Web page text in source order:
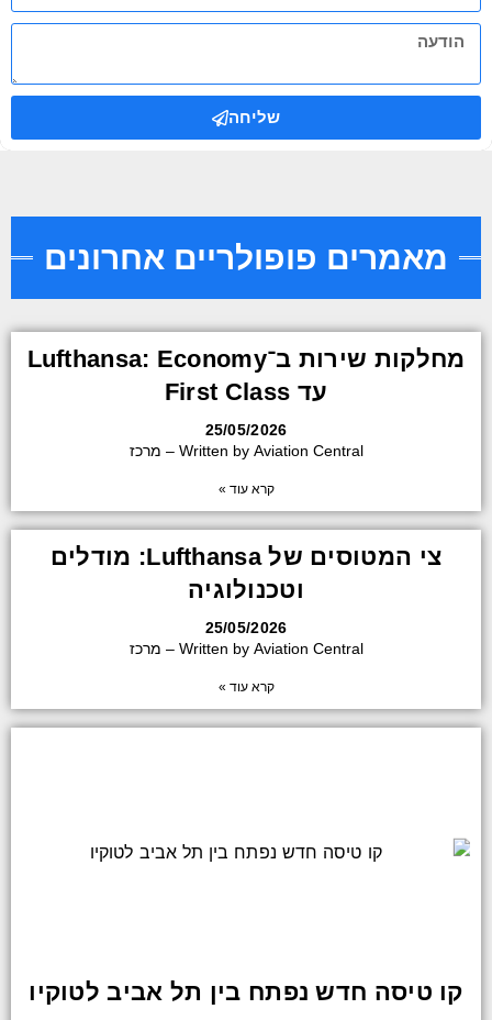
שליחה
מאמרים פופולריים אחרונים
מחלקות שירות ב־Lufthansa: Economy
עד First Class
25/05/2026
Written by Aviation Central – מרכז
קרא עוד »
צי המטוסים של Lufthansa: מודלים
וטכנולוגיה
25/05/2026
Written by Aviation Central – מרכז
קרא עוד »
קו טיסה חדש נפתח בין תל אביב לטוקיו